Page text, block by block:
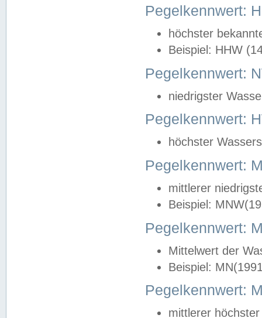
Pegelkennwert:
höchster
Beispiel: HHW
Pegelkennwert:
niedrigster
Pegelkennwert:
höchster
Pegelkennwert:
mittlerer
Beispiel:
Pegelkennwert:
Mittelwert der
Beispiel:
Pegelkennwert:
mittlerer